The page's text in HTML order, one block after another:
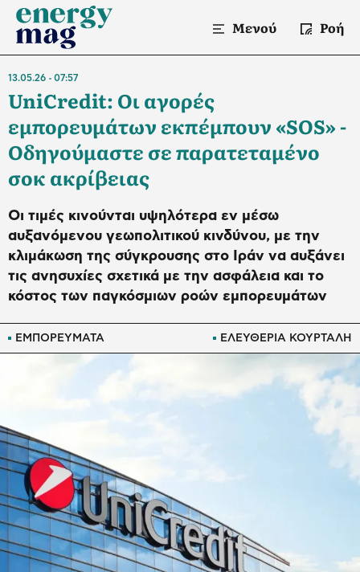
Μενού Ροή
ΕΜΠΟΡΕΥΜΑΤΑ ΕΛΕΥΘΕΡΙΑ ΚΟΥΡΤΑΛΗ
13.05.26 07:57
UniCredit: Οι αγορές
εμπορευμάτων εκπέμπουν «SOS» -
Οδηγούμαστε σε παρατεταμένο
σοκ ακρίβειας
Οι τιμές κινούνται υψηλότερα εν μέσω
αυξανόμενου γεωπολιτικού κινδύνου, με την
κλιμάκωση της σύγκρουσης στο Ιράν να αυξάνει
τις ανησυχίες σχετικά με την ασφάλεια και το
κόστος των παγκόσμιων ροών εμπορευμάτων